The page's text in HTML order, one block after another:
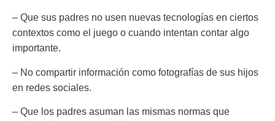
– Que sus padres no usen nuevas tecnologías en ciertos
contextos como el juego o cuando intentan contar algo
importante.
– No compartir información como fotografías de sus hijos
en redes sociales.
– Que los padres asuman las mismas normas que